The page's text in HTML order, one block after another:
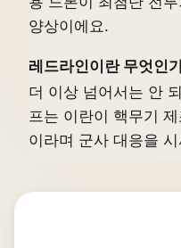
양상이에요.
레드라인이란 무엇인
더 이상 넘어서는 안
프는 이란이 핵무기
이라며 군사 대응을